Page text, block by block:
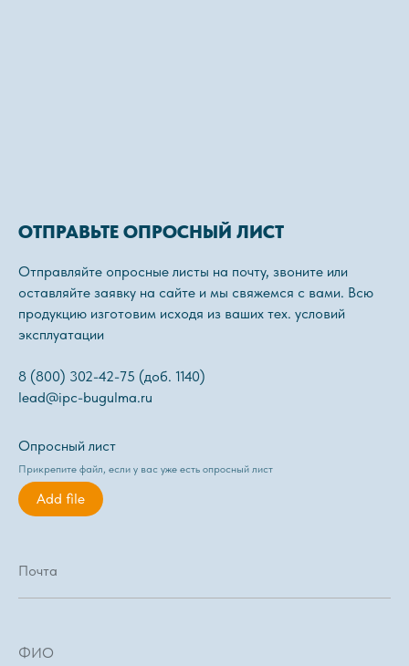
ОТПРАВЬТЕ ОПРОСНЫЙ ЛИСТ
Отправляйте опросные листы на почту, звоните или
оставляйте заявку на сайте и мы свяжемся с вами. Всю
продукцию изготовим исходя из ваших тех. условий
эксплуатации
8 (800) 302-42-75 (доб. 1140)
lead@ipc-bugulma.ru
Опросный лист
Прикрепите файл, если у вас уже есть опросный лист
Add file